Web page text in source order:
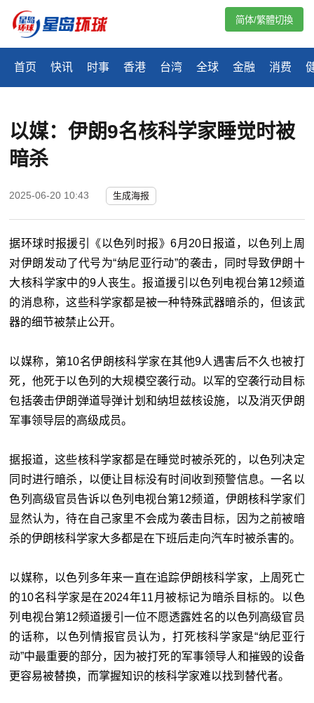
首页 快讯 时事 香港 台湾 全球 金融 消费
简体/繁體切換
以媒：伊朗9名核科学家睡觉时被
暗杀
2025-06-20 10:43 生成海报
据环球时报援引《以色列时报》6月20日报道，以色列上周
对伊朗发动了代号为“纳尼亚行动”的袭击，同时导致伊朗十
大核科学家中的9人丧生。报道援引以色列电视台第12频道
的消息称，这些科学家都是被一种特殊武器暗杀的，但该武
器的细节被禁止公开。
以媒称，第10名伊朗核科学家在其他9人遇害后不久也被打
死，他死于以色列的大规模空袭行动。以军的空袭行动目标
包括袭击伊朗弹道导弹计划和纳坦兹核设施，以及消灭伊朗
军事领导层的高级成员。
据报道，这些核科学家都是在睡觉时被杀死的，以色列决定
同时进行暗杀，以便让目标没有时间收到预警信息。一名以
色列高级官员告诉以色列电视台第12频道，伊朗核科学家们
显然认为，待在自己家里不会成为袭击目标，因为之前被暗
杀的伊朗核科学家大多都是在下班后走向汽车时被杀害的。
以媒称，以色列多年来一直在追踪伊朗核科学家，上周死亡
的10名科学家是在2024年11月被标记为暗杀目标的。以色
列电视台第12频道援引一位不愿透露姓名的以色列高级官员
的话称，以色列情报官员认为，打死核科学家是“纳尼亚行
动”中最重要的部分，因为被打死的军事领导人和摧毁的设备
更容易被替换，而掌握知识的核科学家难以找到替代者。